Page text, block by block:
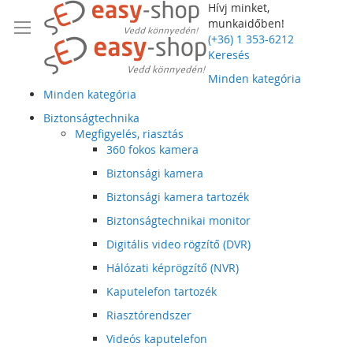
Hívj minket,
munkaidőben!
(+36) 1 353-6212
Keresés
Minden kategória
Minden kategória
Biztonságtechnika
Megfigyelés, riasztás
360 fokos kamera
Biztonsági kamera
Biztonsági kamera tartozék
Biztonságtechnikai monitor
Digitális video rögzítő (DVR)
Hálózati képrögzítő (NVR)
Kaputelefon tartozék
Riasztórendszer
Videós kaputelefon